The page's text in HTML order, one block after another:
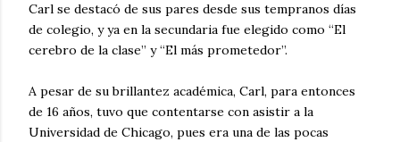
Carl se destacó de sus pares desde sus tempranos días
de colegio, y ya en la secundaria fue elegido como “El
cerebro de la clase” y “El más prometedor”.
A pesar de su brillantez académica, Carl, para entonces
de 16 años, tuvo que contentarse con asistir a la
Universidad de Chicago, pues era una de las pocas